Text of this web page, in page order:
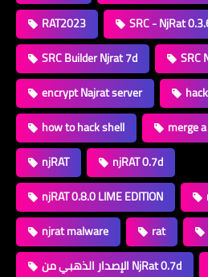
RAT2023
SRC - NjRat
SRC Builder Njrat 7d
SRC
encrypt Najrat server
how to hack shell
merge
njRAT
njRAT 0.7d
njRAT 0.8.0 LIME EDITION
njrat malware
rat
الإصدار الذهبي من NjRat 0.7d